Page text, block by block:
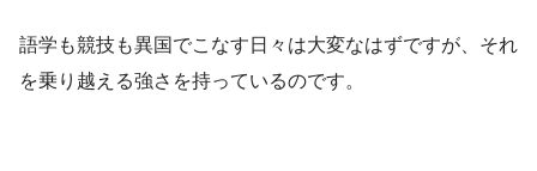
語学も競技も異国でこなす日々は大変なはずですが、それ
を乗り越える強さを持っているのです。